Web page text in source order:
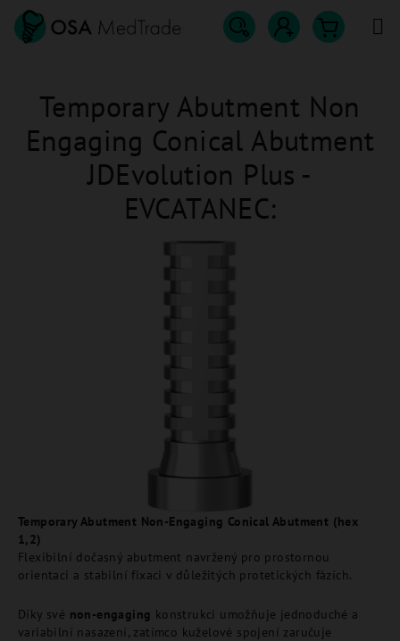
Přejít
obsah
Hledat
košík
Temporary Abutment Non-Engaging Conical Abutment (hex
1,2)
Flexibilní dočasný abutment navržený pro prostornou
orientaci a stabilní fixaci v důležitých protetických fázích.
Díky své non-engaging konstrukci umožňuje jednoduché a
variabilní nasazení, zatímco kuželové spojení zaručuje
Temporary Abutment Non
Engaging Conical Abutment
JDEvolution Plus -
EVCATANEC: